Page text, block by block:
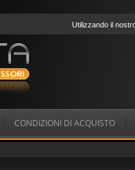
Utilizzando il
CONDIZIONI DI ACQUISTO